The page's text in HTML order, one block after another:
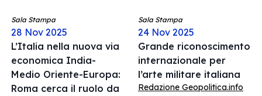
Sala Stampa
28 Nov 2025
L’Italia nella nuova via
economica India-
Medio Oriente-Europa:
Roma cerca il ruolo da
Sala Stampa
24 Nov 2025
Grande riconoscimento
internazionale per
l’arte militare italiana
Redazione Geopolitica.info